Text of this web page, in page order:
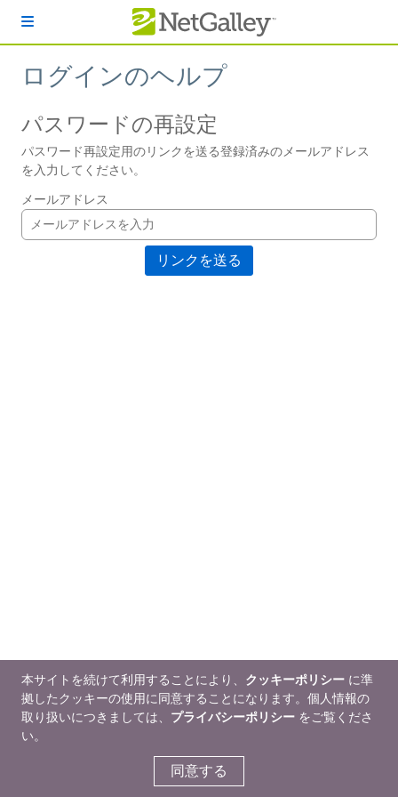
ログインのヘルプ
パスワードの再設定
パスワード再設定用のリンクを送る登録済みのメールアドレス
を入力してください。
メールアドレス
リンクを送る
本サイトを続けて利用することにより、 クッキーポリシー に準
拠したクッキーの使用に同意することになります。個人情報の
取り扱いにつきましては、 プライバシーポリシー をご覧くださ
い。
同意する